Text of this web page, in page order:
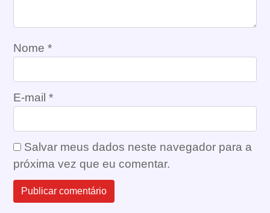
Nome *
E-mail *
Salvar meus dados neste navegador para a
próxima vez que eu comentar.